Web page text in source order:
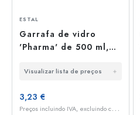
ESTAL
Garrafa de vidro
'Pharma' de 500 ml,
Visualizar lista de preços
3,23 €
P
reços incluindo IVA, excluindo custos de envio